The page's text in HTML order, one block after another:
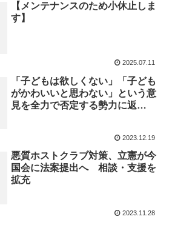
【メンテナンスのため小休止しま
す】
2025.07.11
「子どもは欲しくない」「子ども
がかわいいと思わない」という意
見を全力で否定する勢力に返
2023.12.19
悪質ホストクラブ対策、立憲が今
国会に法案提出へ 相談・支援を
拡充
2023.11.28